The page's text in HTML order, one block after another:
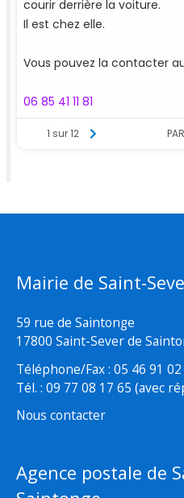
Mairie de Saint-
59 rue de Saintonge
17800 Saint-Sever de
Téléphone/Fax : 05 46 91 02
Tél. : 09 77 08 17 65 (avec
Nous contacter
Agence postale de